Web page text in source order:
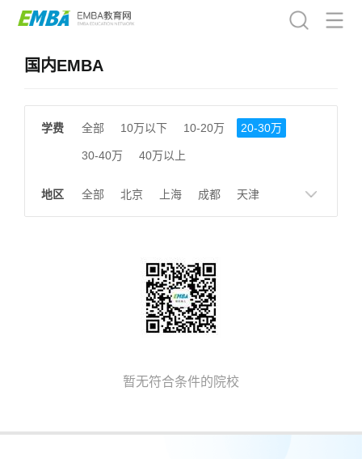
国内EMBA
学费 全部 10万以下 10-20万 20-30万
30-40万 40万以上
地区 全部 北京 上海 成都 天津
山东 安徽
广州
暂无符合条件的院校